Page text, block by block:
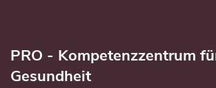
PRO - Kompetenzzentrum
Gesundheit